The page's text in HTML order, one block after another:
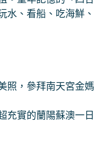
水、看船、吃海鮮、
照，參拜南天宮金媽
充實的蘭陽蘇澳一日